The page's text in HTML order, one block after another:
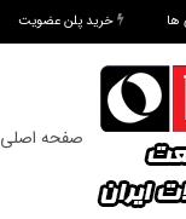
ها خرید پلن عضویت
صفحه اصلی